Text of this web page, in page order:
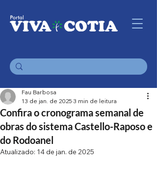
Confira o cronograma semanal de
obras do sistema Castello-Raposo e
do Rodoanel
Fau Barbosa
13 de jan. de 2025 3 min de leitura
Atualizado: 14 de jan. de 2025